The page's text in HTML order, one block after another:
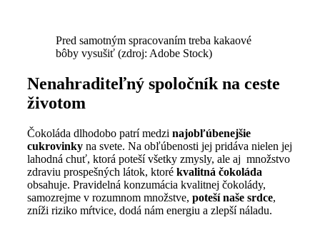
Pred samotným spracovaním treba kakaové
bôby vysušiť (zdroj: Adobe Stock)
Nenahraditeľný spoločník na ceste
životom
Čokoláda dlhodobo patrí medzi najobľúbenejšie
cukrovinky na svete. Na obľúbenosti jej pridáva nielen jej
lahodná chuť, ktorá poteší všetky zmysly, ale aj množstvo
zdraviu prospešných látok, ktoré kvalitná čokoláda
obsahuje. Pravidelná konzumácia kvalitnej čokolády,
samozrejme v rozumnom množstve, poteší naše srdce,
zníži riziko mŕtvice, dodá nám energiu a zlepší náladu.